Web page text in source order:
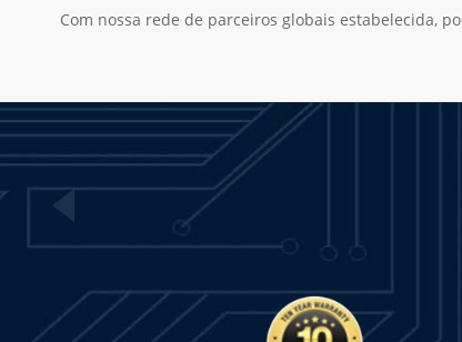
Com nossa rede de parceiros globais estabelecida,